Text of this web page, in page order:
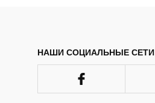
НАШИ СОЦИАЛЬНЫЕ СЕТИ